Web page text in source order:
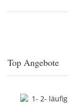
Top Angebote